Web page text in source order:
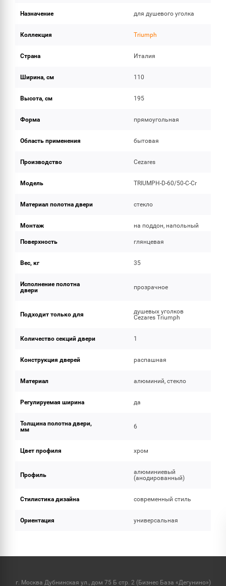
Назначение для душевого уголка
Коллекция Triumph
Страна Италия
Ширина, см 110
Высота, см 195
Форма прямоугольная
Область применения бытовая
Производство Cezares
Модель TRIUMPH-D-60/50-C-Cr
Материал полотна двери стекло
Монтаж на поддон, напольный
Поверхность глянцевая
Вес, кг 35
Исполнение полотна
двери
прозрачное
Подходит только для
душевых уголков
Cezares Triumph
Количество секций двери 1
Конструкция дверей распашная
Материал алюминий, стекло
Регулируемая ширина да
Толщина полотна двери,
мм
6
Цвет профиля хром
Профиль
алюминиевый
(анодированный)
Стилистика дизайна современный стиль
Ориентация универсальная
г. Москва Дубнинская ул., дом 75 Б стр. 2 (Бизнес База «Дегунино»)